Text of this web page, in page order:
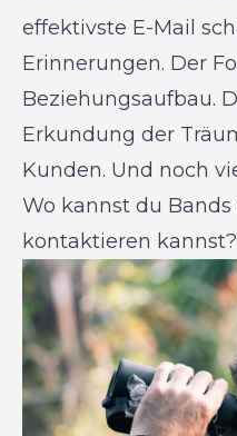
effektivste E-Mail
Erinnerungen. Der
Beziehungsaufbau.
Erkundung der
Kunden. Und noch
Wo kannst du
kontaktieren kannst?